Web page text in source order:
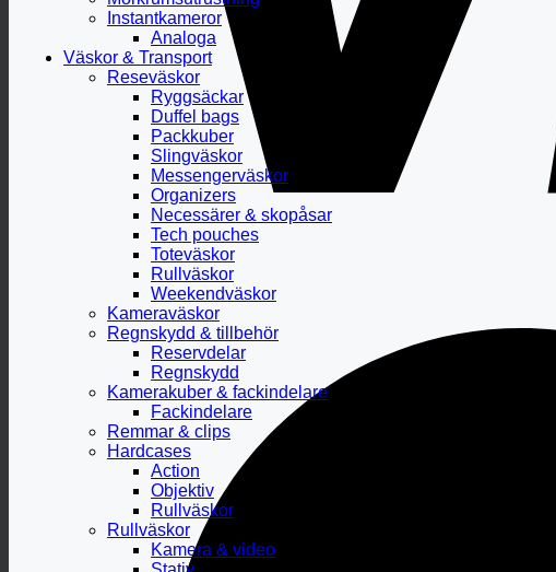
Instantkameror
Analoga
Väskor & Transport
Reseväskor
Ryggsäckar
Duffel bags
Packkuber
Slingväskor
Messengerväskor
Organizers
Necessärer & skopåsar
Tech pouches
Toteväskor
Rullväskor
Weekendväskor
Kameraväskor
Regnskydd & tillbehör
Reservdelar
Regnskydd
Kamerakuber & fackindelare
Fackindelare
Remmar & clips
Hardcases
Action
Objektiv
Rullväskor
Rullväskor
Kamera & video